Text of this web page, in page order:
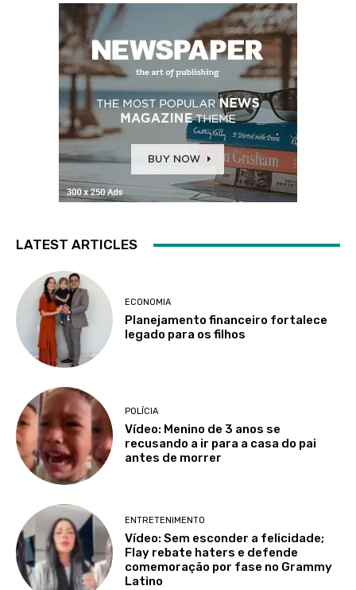
LATEST ARTICLES
ECONOMIA
Planejamento financeiro fortalece
legado para os filhos
POLÍCIA
Vídeo: Menino de 3 anos se
recusando a ir para a casa do pai
antes de morrer
ENTRETENIMENTO
Vídeo: Sem esconder a felicidade;
Flay rebate haters e defende
comemoração por fase no Grammy
Latino